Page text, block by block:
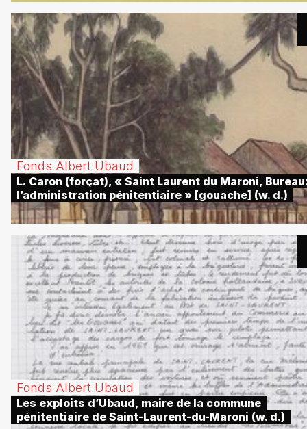
Fonds Albert Ubaud
L. Caron (forçat), « Saint Laurent du Maroni,
l’administration pénitentiaire » [gouache] (w. d.)
Fonds Albert Ubaud
Les exploits d’Ubaud, maire de la commune
pénitentiaire de Saint-Laurent-du-Maroni (w. d.)